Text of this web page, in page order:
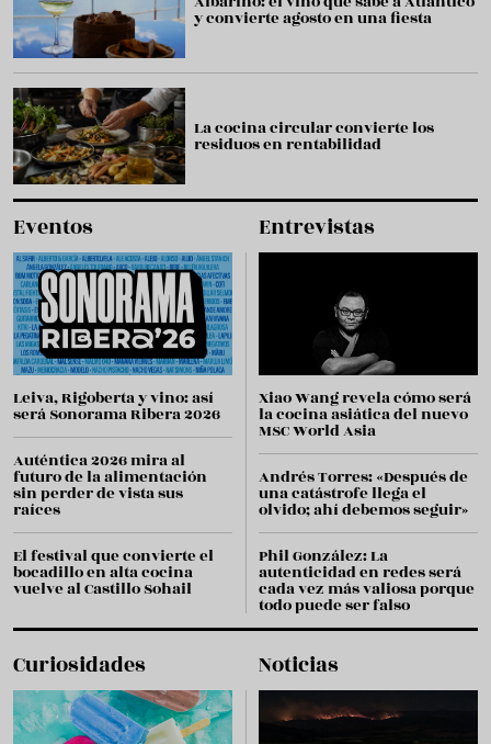
y convierte agosto en una fiesta
La cocina circular convierte los
residuos en rentabilidad
Eventos
Leiva, Rigoberta y vino: así
será Sonorama Ribera 2026
Auténtica 2026 mira al
futuro de la alimentación
sin perder de vista sus
raíces
El festival que convierte el
bocadillo en alta cocina
vuelve al Castillo Sohail
Entrevistas
Xiao Wang revela cómo será
la cocina asiática del nuevo
MSC World Asia
Andrés Torres: «Después de
una catástrofe llega el
olvido; ahí debemos seguir»
Phil González: La
autenticidad en redes será
cada vez más valiosa porque
todo puede ser falso
Curiosidades Noticias